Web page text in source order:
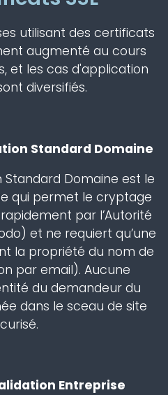
utilisant des certificats
augmenté au cours
et les cas d'application
diversifiés.
Standard Domaine
Domaine est le
qui permet le cryptage
par l’Autorité
et ne requiert qu’une
la propriété du nom de
par email). Aucune
du demandeur du
dans le sceau de site
Entreprise